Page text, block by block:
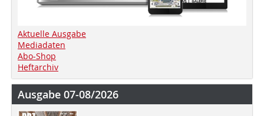
Aktuelle Ausgabe
Mediadaten
Abo-Shop
Heftarchiv
Ausgabe 07-08/2026